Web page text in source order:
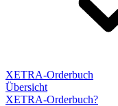
XETRA-Orderbuch
Übersicht
XETRA-Orderbuch?